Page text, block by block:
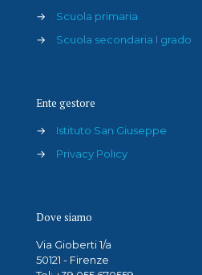
→
Scuola primaria
→
Scuola secondaria I grado
Ente gestore
→
Istituto San Giuseppe
→
Privacy Policy
Dove siamo
Via Gioberti 1/a
50121 - Firenze